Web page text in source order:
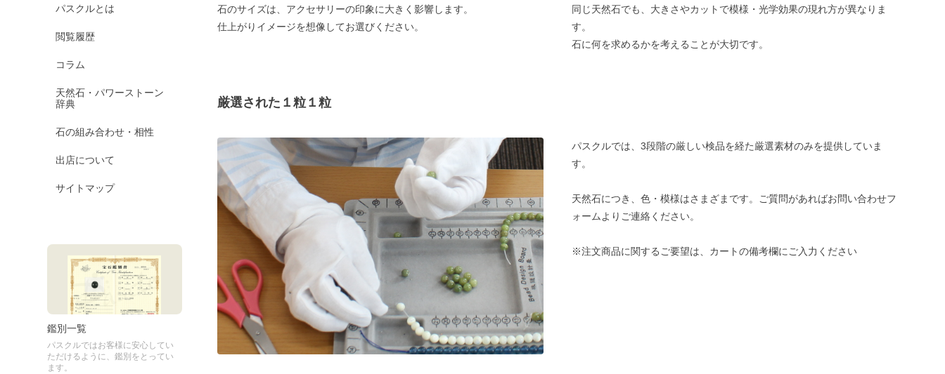
パスクルとは
閲覧履歴
コラム
天然石・パワーストーン
辞典
石の組み合わせ・相性
出店について
サイトマップ
鑑別一覧
パスクルではお客様に安心してい
ただけるように、鑑別をとってい
ます。
石のサイズは、アクセサリーの印象に大きく影響します。
仕上がりイメージを想像してお選びください。
同じ天然石でも、大きさやカットで模様・光学効果の現れ方が異なりま
す。
石に何を求めるかを考えることが大切です。
厳選された１粒１粒
パスクルでは、3段階の厳しい検品を経た厳選素材のみを提供していま
す。
天然石につき、色・模様はさまざまです。ご質問があればお問い合わせフ
ォームよりご連絡ください。
※注文商品に関するご要望は、カートの備考欄にご入力ください